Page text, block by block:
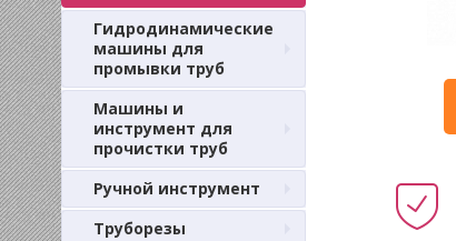
Гидродинамические
машины для
промывки труб
Машины и
инструмент для
прочистки труб
Ручной инструмент
Труборезы